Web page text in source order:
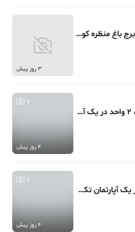
75 متر، ازگل، فرهنگیان، برج باغ منظره کوهستان
3 روز پیش
63 متر، دارآباد، تکواحدی، 2 واحد در یک آپارتمان
7
4 روز پیش
63 متر، دارآباد، 2 واحد در یک آپارتمان تکواحدی
7
4 روز پیش